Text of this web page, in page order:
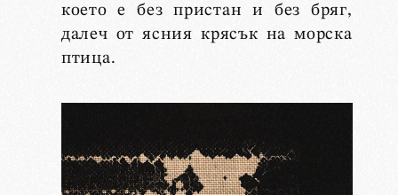
което е без пристан и без бряг,
далеч от ясния крясък на морска
птица.